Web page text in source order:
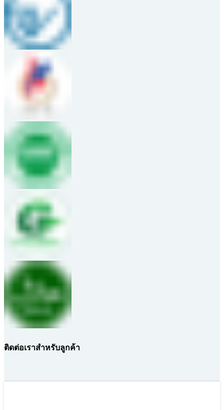
ติดต่อเราสำหรับลูกค้า